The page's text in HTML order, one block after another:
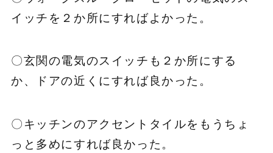
イッチを２か所にすればよかった。
〇玄関の電気のスイッチも２か所にする
か、ドアの近くにすれば良かった。
〇キッチンのアクセントタイルをもうちょ
っと多めにすれば良かった。